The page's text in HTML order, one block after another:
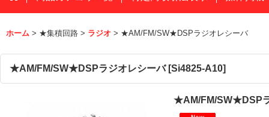
ホーム > ★集積回路 > ラジオ > ★AM/FM/SW★DSPラジオレシーバ
★AM/FM/SW★DSPラジオレシーバ [Si4825-A10]
★AM/FM/SW★DSP